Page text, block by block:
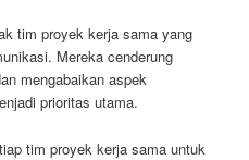
tim proyek kerja sama yang
Mereka cenderung
mengabaikan aspek
prioritas utama.
tim proyek kerja sama untuk